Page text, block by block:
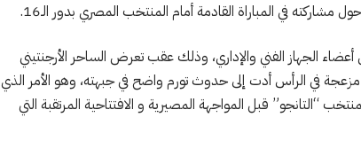
أعضاء الجهاز الفني والإداري، وذلك عقب تعرض الساحر الأرجنتيني
في الرأس أدت إلى حدوث تورم واضح في جبهته، وهو الأمر الذي
“التانجو” قبل المواجهة المصيرية و الافتتاحية المرتقبة التي